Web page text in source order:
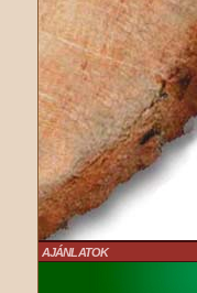
AJÁNLATOK